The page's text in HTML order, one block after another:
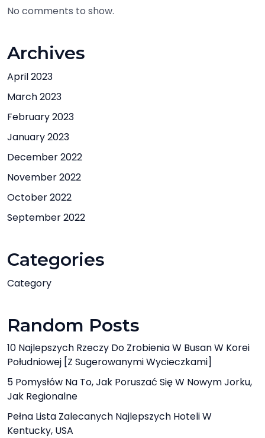
No comments to show.
Archives
April 2023
March 2023
February 2023
January 2023
December 2022
November 2022
October 2022
September 2022
Categories
Category
Random Posts
10 Najlepszych Rzeczy Do Zrobienia W Busan W Korei
Południowej [z Sugerowanymi Wycieczkami]
5 Pomysłów Na To, Jak Poruszać Się W Nowym Jorku,
Jak Regionalne
Pełna Lista Zalecanych Najlepszych Hoteli W
Kentucky, USA